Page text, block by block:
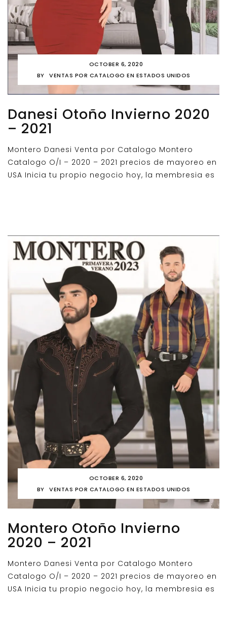
OCTOBER 6, 2020
BY
VENTAS POR CATALOGO EN ESTADOS UNIDOS
Danesi Otoño Invierno 2020
– 2021
Montero Danesi Venta por Catalogo Montero
Catalogo O/I – 2020 – 2021 precios de mayoreo en
USA Inicia tu propio negocio hoy, la membresia es
OCTOBER 6, 2020
BY
VENTAS POR CATALOGO EN ESTADOS UNIDOS
Montero Otoño Invierno
2020 – 2021
Montero Danesi Venta por Catalogo Montero
Catalogo O/I – 2020 – 2021 precios de mayoreo en
USA Inicia tu propio negocio hoy, la membresia es